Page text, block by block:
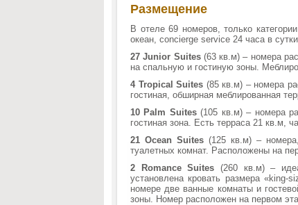
Размещение
В отеле 69 номеров, только
океан, concierge service 24 часа в
27 Junior Suites(63 кв.м) – номера
на спальную и гостиную зоны.
4 Tropical Suites (85 кв.м) – номера
гостиная, обширная меблированная
10 Palm Suites(105 кв.м) – номера
гостиная зона. Есть терраса 21 кв.м,
21 Ocean Suites (125 кв.м) –
туалетных комнат. Расположены на
2 Romance Suites (260 кв.м) –
установлена кровать размера
номере две ванные комнаты и
зоны. Номер расположен на первом